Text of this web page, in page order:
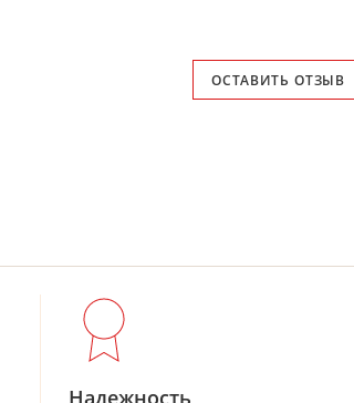
ОСТАВИТЬ ОТЗЫВ
Надежность